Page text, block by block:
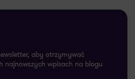
aby otrzymywać
najnowszych wpisach na blogu